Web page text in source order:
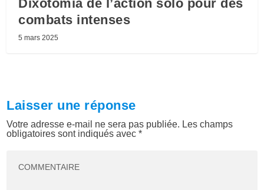
Dixotomia de l’action solo pour des
combats intenses
5 mars 2025
Laisser une réponse
Votre adresse e-mail ne sera pas publiée. Les champs
obligatoires sont indiqués avec*